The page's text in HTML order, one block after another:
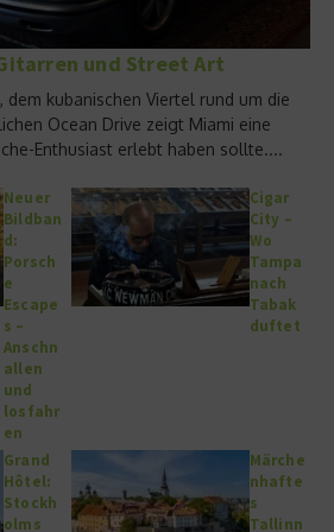
und Street Art
dem kubanischen Viertel rund um die
Ocean Drive zeigt Miami eine
Enthusiast erlebt haben sollte....
Neuer
Bildban
d:
Porsch
e
Escape
s –
Anschn
allen
und
losfahr
en
Cigar
City –
Wo
Tampa
nach
Tabak
duftet
Grand
Hôtel:
Stockh
olms
Märche
nhafte
s
Tallinn